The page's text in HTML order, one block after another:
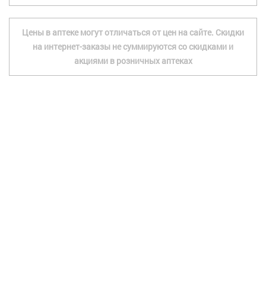
Цены в аптеке могут отличаться от цен на сайте. Скидки
на интернет-заказы не суммируются со скидками и
акциями в розничных аптеках